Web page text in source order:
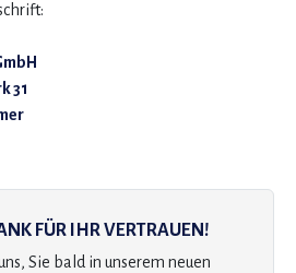
31
FÜR IHR VERTRAUEN!
Sie bald in unserem neuen